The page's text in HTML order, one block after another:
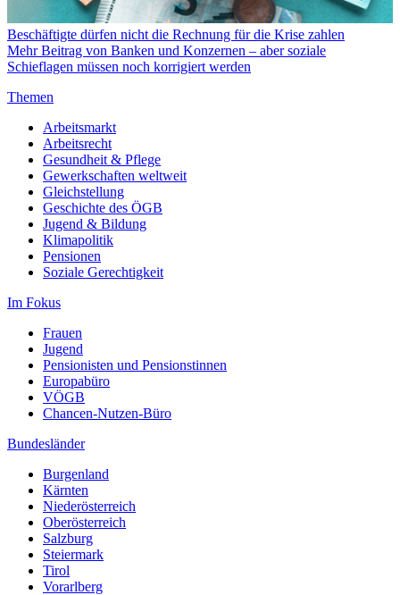
Beschäftigte dürfen nicht die Rechnung für die Krise zahlen
Mehr Beitrag von Banken und Konzernen – aber soziale
Schieflagen müssen noch korrigiert werden
Themen
Arbeitsmarkt
Arbeitsrecht
Gesundheit & Pflege
Gewerkschaften weltweit
Gleichstellung
Geschichte des ÖGB
Jugend & Bildung
Klimapolitik
Pensionen
Soziale Gerechtigkeit
Im Fokus
Frauen
Jugend
Pensionisten und Pensionstinnen
Europabüro
VÖGB
Chancen-Nutzen-Büro
Bundesländer
Burgenland
Kärnten
Niederösterreich
Oberösterreich
Salzburg
Steiermark
Tirol
Vorarlberg